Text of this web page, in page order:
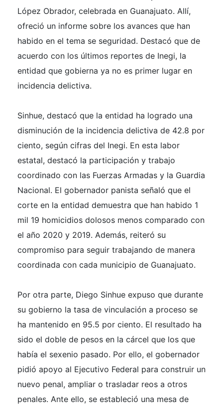
López Obrador, celebrada en Guanajuato. Allí,
ofreció un informe sobre los avances que han
habido en el tema se seguridad. Destacó que de
acuerdo con los últimos reportes de Inegi, la
entidad que gobierna ya no es primer lugar en
incidencia delictiva.
Sinhue, destacó que la entidad ha logrado una
disminución de la incidencia delictiva de 42.8 por
ciento, según cifras del Inegi. En esta labor
estatal, destacó la participación y trabajo
coordinado con las Fuerzas Armadas y la Guardia
Nacional. El gobernador panista señaló que el
corte en la entidad demuestra que han habido 1
mil 19 homicidios dolosos menos comparado con
el año 2020 y 2019. Además, reiteró su
compromiso para seguir trabajando de manera
coordinada con cada municipio de Guanajuato.
Por otra parte, Diego Sinhue expuso que durante
su gobierno la tasa de vinculación a proceso se
ha mantenido en 95.5 por ciento. El resultado ha
sido el doble de pesos en la cárcel que los que
había el sexenio pasado. Por ello, el gobernador
pidió apoyo al Ejecutivo Federal para construir un
nuevo penal, ampliar o trasladar reos a otros
penales. Ante ello, se estableció una mesa de